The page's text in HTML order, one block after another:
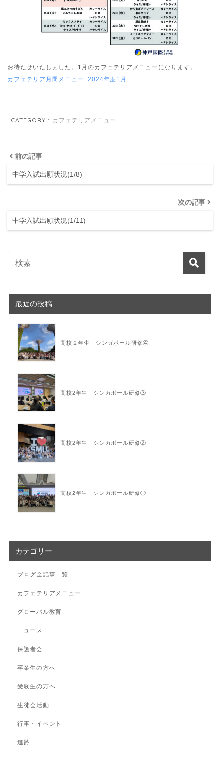
お待たせいたしました。1月のカフェテリアメニューになります。
カフェテリア月間メニュー_2024年度1月
CATEGORY : カフェテリアメニュー
前の記事
中学入試出願状況(1/8)
次の記事
中学入試出願状況(1/11)
最近の投稿
高校２年生 シンガポール研修④
高校2年生 シンガポール研修③
高校2年生 シンガポール研修②
高校2年生 シンガポール研修①
カテゴリー
ブログ全記事一覧
カフェテリアメニュー
グローバル教育
ニュース
保護者会
卒業生の方へ
受験生の方へ
生徒会活動
行事・イベント
進路